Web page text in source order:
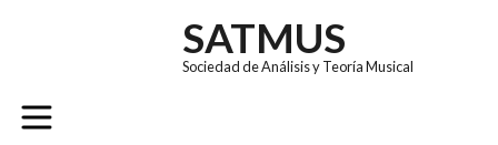
SATMUS
Sociedad de Análisis y Teoría Musical